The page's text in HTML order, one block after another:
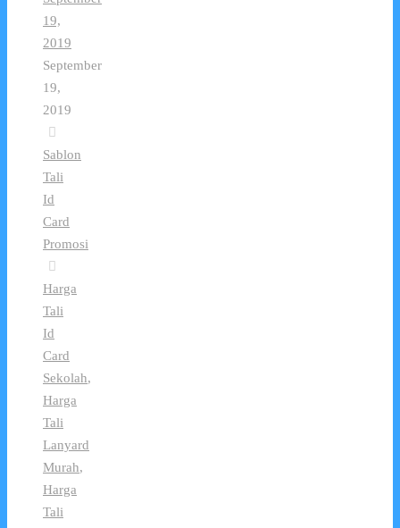
19,
2019
September
19,
2019
Sablon
Tali
Id
Card
Promosi
Harga
Tali
Id
Card
Sekolah,
Harga
Tali
Lanyard
Murah,
Harga
Tali